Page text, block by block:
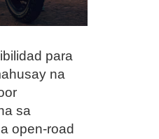
para
na
sa
open-road